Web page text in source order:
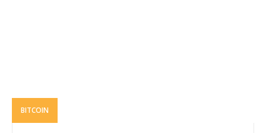
BITCOIN